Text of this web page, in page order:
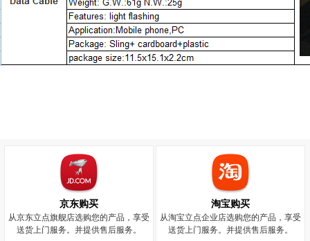
京东购买
从京东立点旗舰店选购您的产品，享受
送货上门服务。并提供售后服务。
淘宝购买
从淘宝立点企业店选购您的产品，享受
送货上门服务。并提供售后服务。